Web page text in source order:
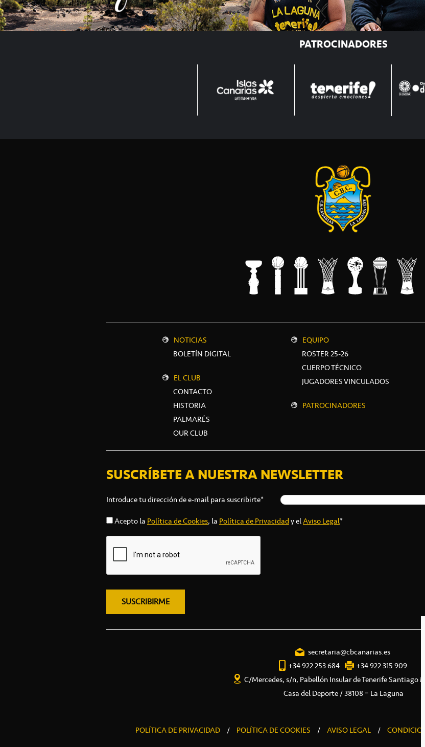
PATROCINADORES
NOTICIAS
BOLETÍN DIGITAL
EL CLUB
CONTACTO
HISTORIA
PALMARÉS
OUR CLUB
EQUIPO
ROSTER 25-26
CUERPO TÉCNICO
JUGADORES VINCULADOS
PATROCINADORES
SUSCRÍBETE A NUESTRA NEWSLETTER
Introduce tu dirección de e-mail para suscribirte*
Acepto la Política de Cookies, la Política de Privacidady elAviso Legal*
secretaria@cbcanarias.es
+34 922 253 684
+34 922 315 909
C/Mercedes, s/n, Pabellón Insular de Tenerife Santiago
Casa del Deporte / 38108 – La Laguna
POLÍTICA DE PRIVACIDAD / POLÍTICA DE COOKIES / AVISO LEGAL /